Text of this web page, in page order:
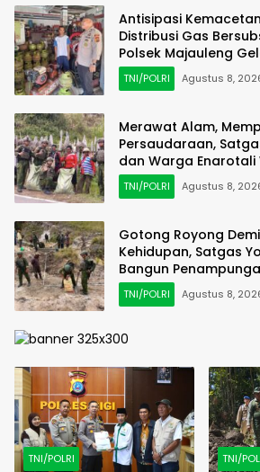
Antisipasi
Distribusi Gas
Polsek Majauleng
TNI/POLRI Agustus 8,
Merawat Alam,
Persaudaraan,
dan Warga Enarotali
Bersih, Indonesia Asri
TNI/POLRI Agustus 8,
Gotong Royong
Kehidupan, Satgas
Bangun
Masyarakat Pasir Putih
TNI/POLRI Agustus 8,
TNI/POLRI TNI/